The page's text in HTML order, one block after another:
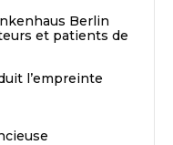
Berlin
et patients de
l’empreinte